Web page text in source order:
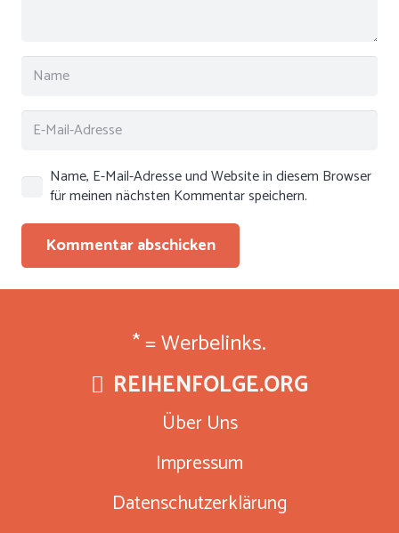
Name, E-Mail-Adresse und Website in diesem Browser
für meinen nächsten Kommentar speichern.
Kommentar abschicken
* = Werbelinks.
REIHENFOLGE.ORG
Über Uns
Impressum
Datenschutzerklärung